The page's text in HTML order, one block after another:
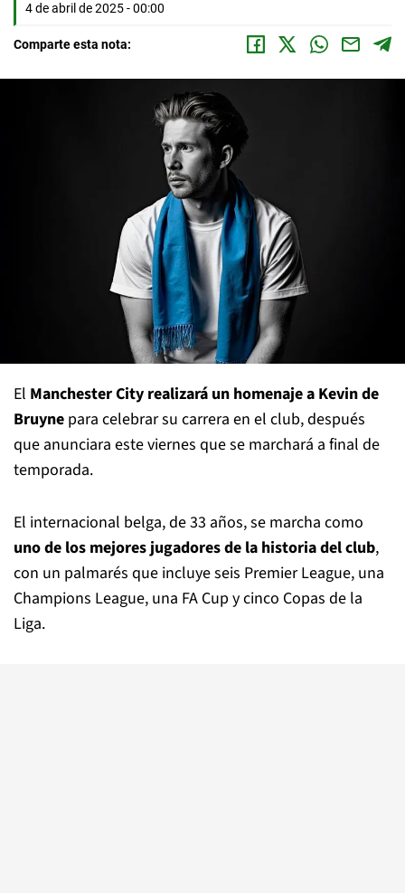
4 de abril de 2025 - 00:00
Comparte esta nota:
El Manchester City realizará un homenaje a Kevin de
Bruyne para celebrar su carrera en el club, después
que anunciara este viernes que se marchará a final de
temporada.
El internacional belga, de 33 años, se marcha como
uno de los mejores jugadores de la historia del club,
con un palmarés que incluye seis Premier League, una
Champions League, una FA Cup y cinco Copas de la
Liga.